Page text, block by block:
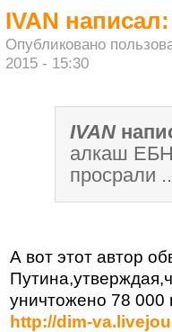
IVAN
Опубликовано
2015 - 15:30
IVAN
алкаш
просрали
А вот этот автор
уничтожено 78 000
http://dim-